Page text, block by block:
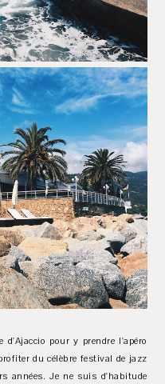
pour y prendre l'apéro
du célèbre festival de jazz
années. Je ne suis d'habitude